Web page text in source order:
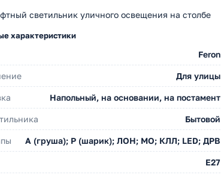
светильник уличного освещения на столбе
характеристики
Feron
Для улицы
Напольный, на основании, на постамент
Бытовой
A (груша); P (шарик); ЛОН; МО; КЛЛ; LED; ДРВ
E27